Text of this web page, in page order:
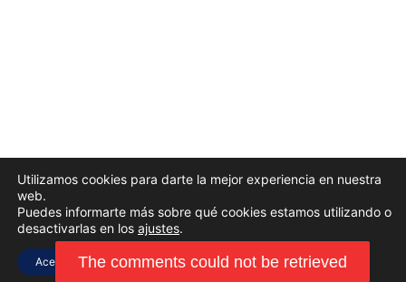
Utilizamos cookies para darte la mejor experiencia en nuestra
web.
Puedes informarte más sobre qué cookies estamos utilizando o
desactivarlas en los ajustes.
Aceptar